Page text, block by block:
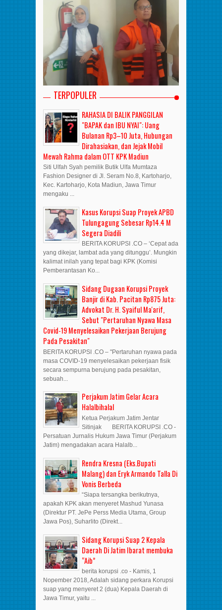
TERPOPULER
RAHASIA DI BALIK PANGGILAN
"BAPAK dan IBU NYAI": Uang
Bulanan Rp3–10 Juta, Hubungan
Dirahasiakan, dan Jejak Mobil
Mewah Rahma dalam OTT KPK Madiun
Siti Ulfah Syah pemilik Butik Ulfa Mumtaza
Fashion Designer di Jl. Seram No.8, Kartoharjo,
Kec. Kartoharjo, Kota Madiun, Jawa Timur
mengaku ...
Kasus Korupsi Suap Proyek APBD
Tulungagung Sebesar Rp14.4 M
Segera Diadili
BERITA KORUPSI .CO – ‘Cepat ada
yang dikejar, lambat ada yang ditunggu’. Mungkin
kalimat inilah yang tepat bagi KPK (Komisi
Pemberantasan Ko...
Sidang Dugaan Korupsi Proyek
Banjir di Kab. Pacitan Rp875 Juta:
Advokat Dr. H. Syaiful Ma'arif,
Sebut "Pertaruhan Nyawa Masa
Covid-19 Menyelesaikan Pekerjaan Berujung
Pada Pesakitan"
BERITA KORUPSI .CO – "Pertaruhan nyawa pada
masa COVID-19 menyelesaikan pekerjaan fisik
secara sempurna berujung pada pesakitan,
sebuah...
Perjakum Jatim Gelar Acara
Halalbihalal
Ketua Perjakum Jatim Jentar
Sitinjak BERITA KORUPSI .CO -
Persatuan Jurnalis Hukum Jawa Timur (Perjakum
Jatim) mengadakan acara Halalb...
Rendra Kresna (Eks.Bupati
Malang) dan Eryk Armando Talla Di
Vonis Berbeda
“Siapa tersangka berikutnya,
apakah KPK akan menyeret Mashud Yunasa
(Direktur PT. JePe Perss Media Utama, Group
Jawa Pos), Suharlito (Direkt...
Sidang Korupsi Suap 2 Kepala
Daerah Di Jatim Ibarat membuka
“Aib”
berita korupsi .co - Kamis, 1
Nopember 2018, Adalah sidang perkara Korupsi
suap yang menyeret 2 (dua) Kepala Daerah di
Jawa Timur, yaitu ...